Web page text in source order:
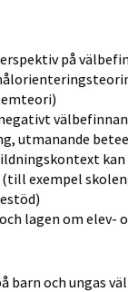
på
utmanande
exempel
lagen om elev-
barn och ungas